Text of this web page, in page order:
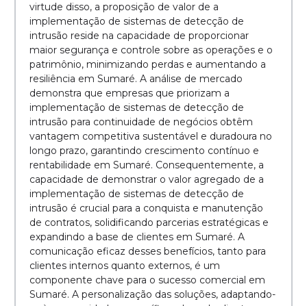
virtude disso, a proposição de valor de a
implementação de sistemas de detecção de
intrusão reside na capacidade de proporcionar
maior segurança e controle sobre as operações e o
patrimônio, minimizando perdas e aumentando a
resiliência em Sumaré. A análise de mercado
demonstra que empresas que priorizam a
implementação de sistemas de detecção de
intrusão para continuidade de negócios obtêm
vantagem competitiva sustentável e duradoura no
longo prazo, garantindo crescimento contínuo e
rentabilidade em Sumaré. Consequentemente, a
capacidade de demonstrar o valor agregado de a
implementação de sistemas de detecção de
intrusão é crucial para a conquista e manutenção
de contratos, solidificando parcerias estratégicas e
expandindo a base de clientes em Sumaré. A
comunicação eficaz desses benefícios, tanto para
clientes internos quanto externos, é um
componente chave para o sucesso comercial em
Sumaré. A personalização das soluções, adaptando-